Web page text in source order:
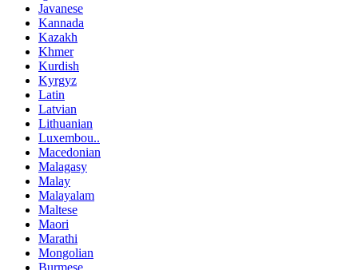
Javanese
Kannada
Kazakh
Khmer
Kurdish
Kyrgyz
Latin
Latvian
Lithuanian
Luxembou..
Macedonian
Malagasy
Malay
Malayalam
Maltese
Maori
Marathi
Mongolian